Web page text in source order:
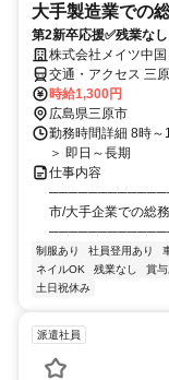
大手製造業での
第2新卒応援✅残業な
株式会社メイツ中
交通・アクセス 三
時給1,300円
広島県三原市
勤務時間詳細 8時
＞ 即日～長期
仕事内容
市/大手企業での総
制服あり 社員登用あり
ネイルOK
残業なし 賞与
土日祝休み
派遣社員